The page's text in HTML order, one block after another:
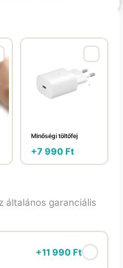
Minőségi töltőfej
+7 990Ft
általános garanciális
+11 990Ft